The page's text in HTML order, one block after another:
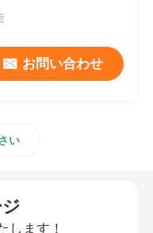
お問い合わせ
い
します！